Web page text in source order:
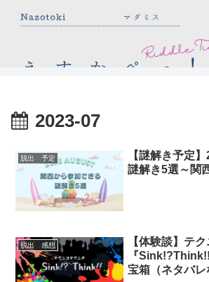
2023-07
脱出 予定
【謎解き予定
謎解き5選～関
脱出 感想
【体験談】テ
『
宝箱（ネタバレ